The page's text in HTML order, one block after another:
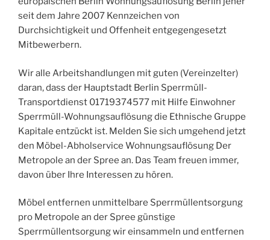
seit dem Jahre 2007 Kennzeichen von
Durchsichtigkeit und Offenheit entgegengesetzt
Mitbewerbern.
Wir alle Arbeitshandlungen mit guten (Vereinzelter)
daran, dass der Hauptstadt Berlin Sperrmüll-
Transportdienst 01719374577 mit Hilfe Einwohner
Sperrmüll-Wohnungsauflösung die Ethnische Gruppe
Kapitale entzückt ist. Melden Sie sich umgehend jetzt
den Möbel-Abholservice Wohnungsauflösung Der
Metropole an der Spree an. Das Team freuen immer,
davon über Ihre Interessen zu hören.
Möbel entfernen unmittelbare Sperrmüllentsorgung
pro Metropole an der Spree günstige
Sperrmüllentsorgung wir einsammeln und entfernen